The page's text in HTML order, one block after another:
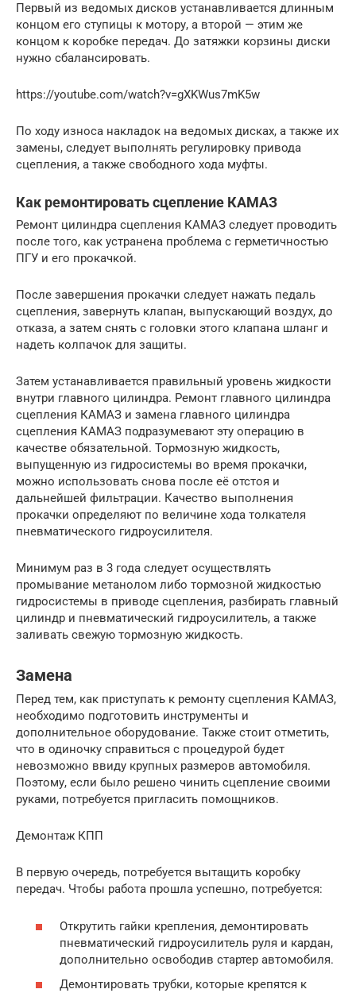
Первый из ведомых дисков устанавливается длинным
концом его ступицы к мотору, а второй — этим же
концом к коробке передач. До затяжки корзины диски
нужно сбалансировать.
https://youtube.com/watch?v=gXKWus7mK5w
По ходу износа накладок на ведомых дисках, а также их
замены, следует выполнять регулировку привода
сцепления, а также свободного хода муфты.
Как ремонтировать сцепление КАМАЗ
Ремонт цилиндра сцепления КАМАЗ следует проводить
после того, как устранена проблема с герметичностью
ПГУ и его прокачкой.
После завершения прокачки следует нажать педаль
сцепления, завернуть клапан, выпускающий воздух, до
отказа, а затем снять с головки этого клапана шланг и
надеть колпачок для защиты.
Затем устанавливается правильный уровень жидкости
внутри главного цилиндра. Ремонт главного цилиндра
сцепления КАМАЗ и замена главного цилиндра
сцепления КАМАЗ подразумевают эту операцию в
качестве обязательной. Тормозную жидкость,
выпущенную из гидросистемы во время прокачки,
можно использовать снова после её отстоя и
дальнейшей фильтрации. Качество выполнения
прокачки определяют по величине хода толкателя
пневматического гидроусилителя.
Минимум раз в 3 года следует осуществлять
промывание метанолом либо тормозной жидкостью
гидросистемы в приводе сцепления, разбирать главный
цилиндр и пневматический гидроусилитель, а также
заливать свежую тормозную жидкость.
Замена
Перед тем, как приступать к ремонту сцепления КАМАЗ,
необходимо подготовить инструменты и
дополнительное оборудование. Также стоит отметить,
что в одиночку справиться с процедурой будет
невозможно ввиду крупных размеров автомобиля.
Поэтому, если было решено чинить сцепление своими
руками, потребуется пригласить помощников.
Демонтаж КПП
В первую очередь, потребуется вытащить коробку
передач. Чтобы работа прошла успешно, потребуется:
Открутить гайки крепления, демонтировать
пневматический гидроусилитель руля и кардан,
дополнительно освободив стартер автомобиля.
Демонтировать трубки, которые крепятся к